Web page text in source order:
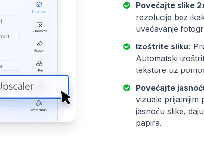
Povećajte slike
rezolucije bez
uvećavanje
Izoštrite sliku:
Automatski
teksture uz
Povećajte
vizuale prijatnijim
jasnoću slike,
papira.